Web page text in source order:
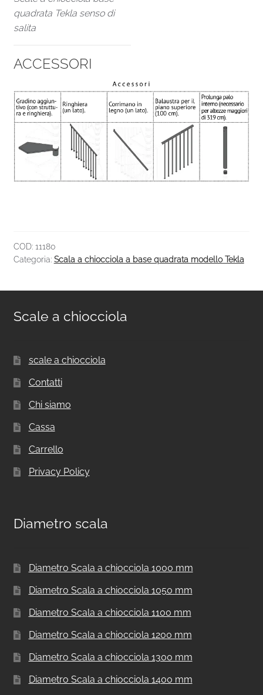
quadrata Tekla senso di
salita
ACCESSORI
COD: 11180
Categoria: Scala a chiocciola a base quadrata modello Tekla
Scale a chiocciola
scale a chiocciola
Contatti
Chi siamo
Cassa
Carrello
Privacy Policy
Diametro scala
Diametro Scala a chiocciola 1000 mm
Diametro Scala a chiocciola 1050 mm
Diametro Scala a chiocciola 1100 mm
Diametro Scala a chiocciola 1200 mm
Diametro Scala a chiocciola 1300 mm
Diametro Scala a chiocciola 1400 mm